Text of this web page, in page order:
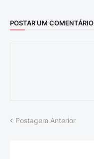
POSTAR UM COMENTÁRIO
Postagem Anterior